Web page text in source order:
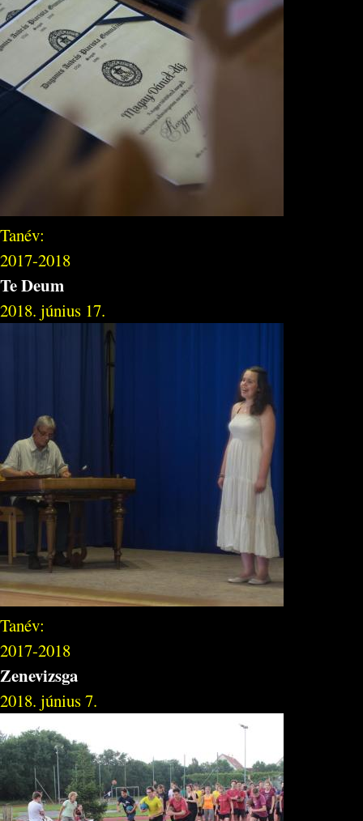
Tanév:
2017-2018
Te Deum
2018. június 17.
Tanév:
2017-2018
Zenevizsga
2018. június 7.